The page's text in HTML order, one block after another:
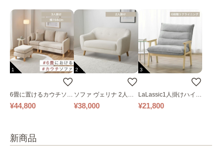
1
6畳に置けるカウチソフ
ァ｜ベージュ
¥44,800
2
ソファ ヴェリナ 2人掛
け
¥38,000
3
LaLassic1人掛けハイバ
ックソファ ワイド
¥21,800
新商品